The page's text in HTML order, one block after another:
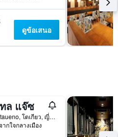
ดูข้อเสนอ
ล แจ๊ซ
1-3-5 Kitaueno, โตเกียว, ญี่ปุ่น
กใจกลางเมือง